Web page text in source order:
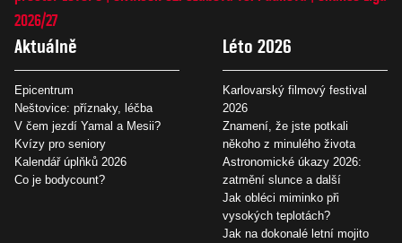
2026/27
Aktuálně
Epicentrum
Neštovice: příznaky, léčba
V čem jezdí Yamal a Mesii?
Kvízy pro seniory
Kalendář úplňků 2026
Co je bodycount?
Léto 2026
Karlovarský filmový festival
2026
Znamení, že jste potkali
někoho z minulého života
Astronomické úkazy 2026:
zatmění slunce a další
Jak obléci miminko při
vysokých teplotách?
Jak na dokonalé letní mojito